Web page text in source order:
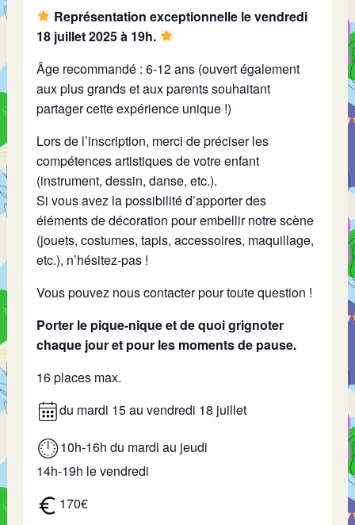
Représentation exceptionnelle le vendredi
18 juillet 2025 à 19h.
Âge recommandé : 6-12 ans (ouvert également
aux plus grands et aux parents souhaitant
partager cette expérience unique !)
Lors de l’inscription, merci de préciser les
compétences artistiques de votre enfant
(instrument, dessin, danse, etc.).
Si vous avez la possibilité d’apporter des
éléments de décoration pour embellir notre scène
(jouets, costumes, tapis, accessoires, maquillage,
etc.), n’hésitez-pas !
Vous pouvez nous contacter pour toute question !
Porter le pique-nique et de quoi grignoter
chaque jour et pour les moments de pause.
16 places max.
du mardi 15 au vendredi 18 juillet
10h-16h du mardi au jeudi
14h-19h le vendredi
170€